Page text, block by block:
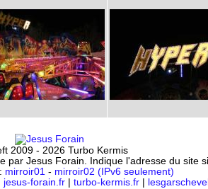
2009 - 2026 Turbo Kermis
par Jesus Forain. Indique l'adresse du site
mirroir01 - mirroir02 (IPv6 seulement)
jesus-forain.fr| turbo-kermis.fr|